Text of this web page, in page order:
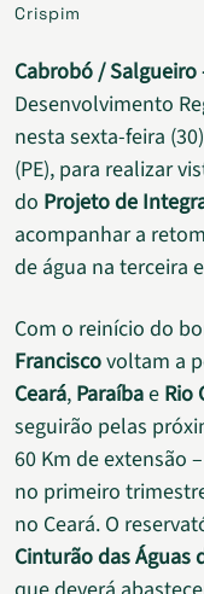
Crispim
Cabrobó / Salgueiro
Desenvolvimento
nesta sexta-feira
(PE), para realizar
do Projeto de
acompanhar a
de água na terceira
Com o reinício do
Franciscovoltam a
Ceará, Paraíbae Rio
seguirão pelas
60 Km de extensão
no primeiro
no Ceará. O
Cinturão das Águas